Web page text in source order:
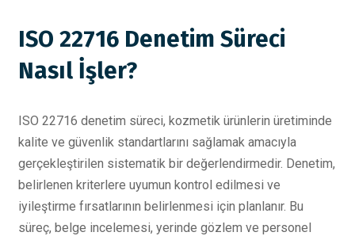
ISO 22716 Denetim Süreci
Nasıl İşler?
ISO 22716 denetim süreci, kozmetik ürünlerin üretiminde
kalite ve güvenlik standartlarını sağlamak amacıyla
gerçekleştirilen sistematik bir değerlendirmedir. Denetim,
belirlenen kriterlere uyumun kontrol edilmesi ve
iyileştirme fırsatlarının belirlenmesi için planlanır. Bu
süreç, belge incelemesi, yerinde gözlem ve personel